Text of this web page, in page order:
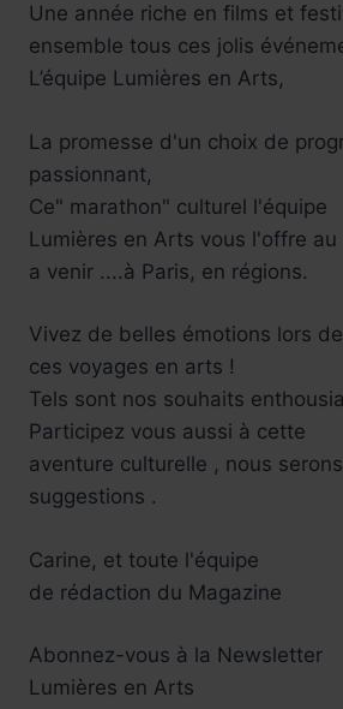
Une année riche en films et
ensemble tous ces jolis
L’équipe Lumières en Arts,
La promesse d'un choix de
passionnant,
Ce" marathon" culturel l'équipe
Lumières en Arts vous l'offre
a venir ....à Paris, en régions.
Vivez de belles émotions lors de
ces voyages en arts !
Tels sont nos souhaits
Participez vous aussi à cette
aventure culturelle , nous
suggestions .
Carine, et toute l'équipe
de rédaction du Magazine
Abonnez-vous à la Newsletter
Lumières en Arts